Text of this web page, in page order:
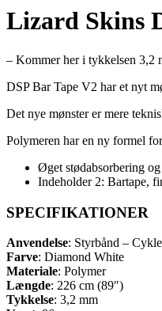
Lizard Skins
– Kommer her i tykkelsen 3,2
DSP Bar Tape V2 har et nyt
Det nye mønster er mere
Polymeren har en ny formel
Øget stødabsorbering
Indeholder 2: Bartape,
SPECIFIKATIONER
Anvendelse: Styrbånd –
Farve: Diamond White
Materiale: Polymer
Længde: 226 cm (89″)
Tykkelse: 3,2 mm